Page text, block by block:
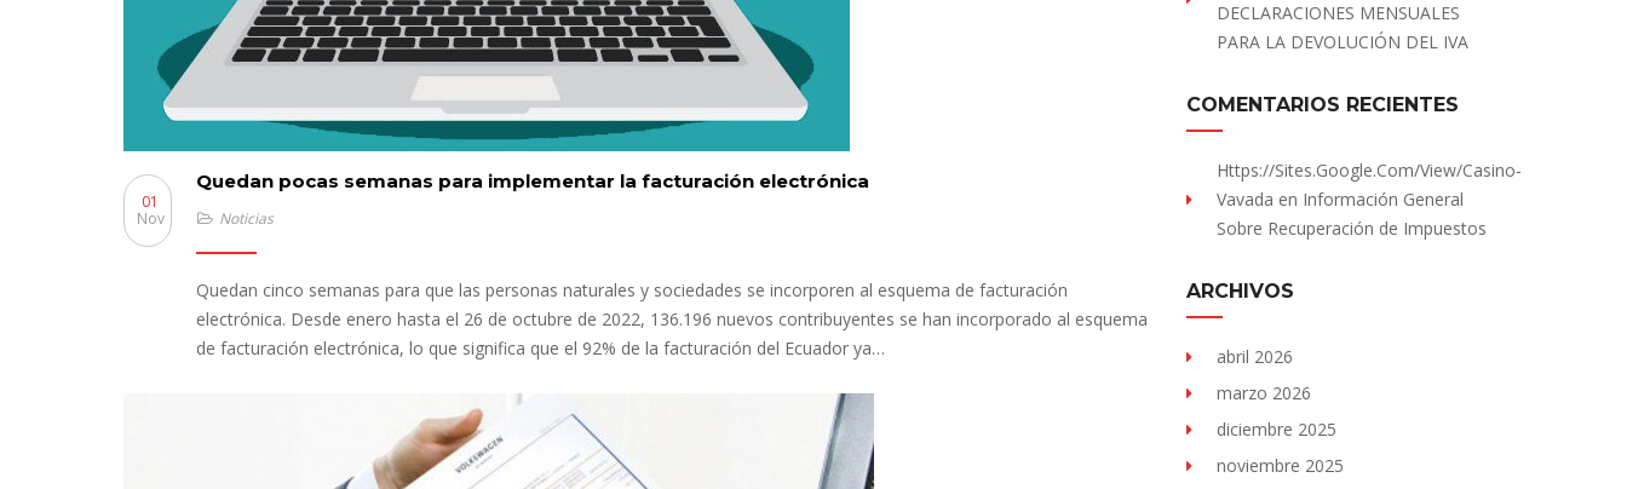
Quedan pocas semanas para implementar la facturación electrónica
01
Nov
Noticias
Quedan cinco semanas para que las personas naturales y sociedades se incorporen al esquema de facturación
electrónica. Desde enero hasta el 26 de octubre de 2022, 136.196 nuevos contribuyentes se han incorporado al esquema
de facturación electrónica, lo que significa que el 92% de la facturación del Ecuador ya…
DECLARACIONES MENSUALES
PARA LA DEVOLUCIÓN DEL IVA
COMENTARIOS RECIENTES
Https://sites.Google.com/view/Casino-
Vavada en Información General
Sobre Recuperación de Impuestos
ARCHIVOS
abril 2026
marzo 2026
diciembre 2025
noviembre 2025